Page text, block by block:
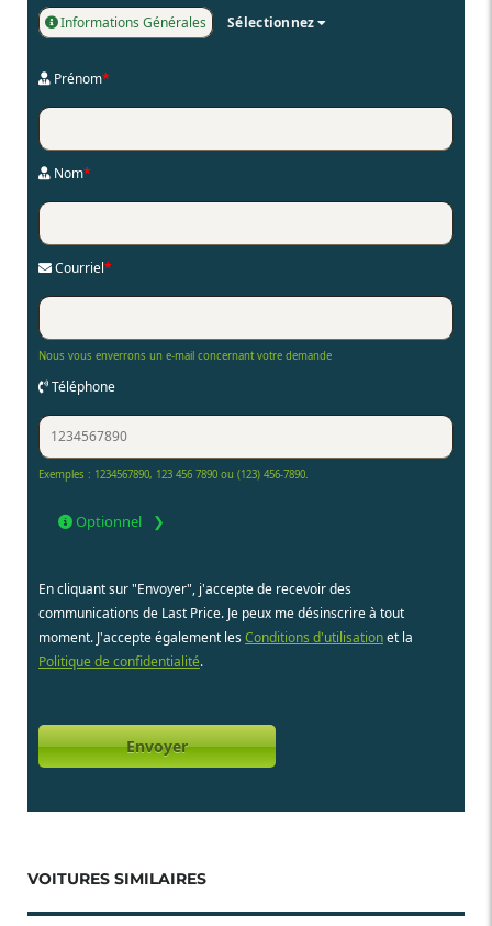
Informations Générales Sélectionnez
Prénom*
Nom*
Courriel*
Nous vous enverrons un e-mail concernant votre demande
Téléphone
Exemples : 1234567890, 123 456 7890 ou (123) 456-7890.
Optionnel
En cliquant sur "Envoyer", j'accepte de recevoir des
communications de Last Price. Je peux me désinscrire à tout
moment. J'accepte également les Conditions d'utilisationet la
Politique de confidentialité.
VOITURES SIMILAIRES